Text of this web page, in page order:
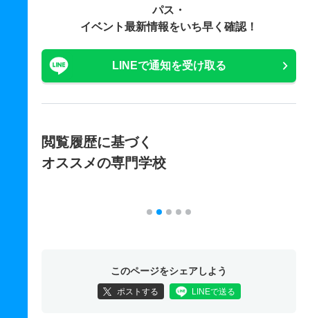
パス・
イベント最新情報をいち早く確認！
LINEで通知を受け取る
閲覧履歴に基づく
オススメの専門学校
このページをシェアしよう
ポストする LINEで送る